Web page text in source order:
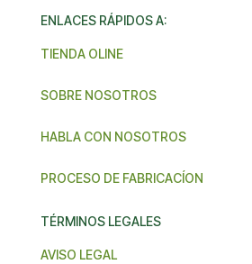
ENLACES RÁPIDOS A:
TIENDA OLINE
SOBRE NOSOTROS
HABLA CON NOSOTROS
PROCESO DE FABRICACÍON
TÉRMINOS LEGALES
AVISO LEGAL